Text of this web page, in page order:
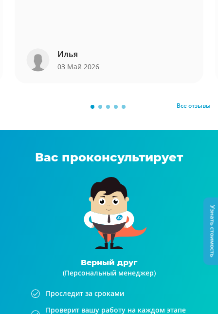
Илья
03 Май 2026
Все отзывы
Вас проконсультирует
Верный друг
(Персональный менеджер)
Проследит за сроками
Проверит вашу работу на каждом этапе
Узнать стоимость